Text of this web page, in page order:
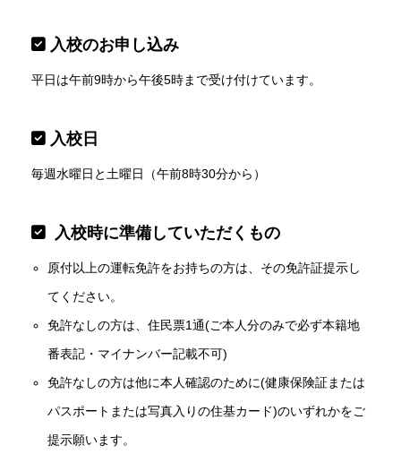
入校のお申し込み
平日は午前9時から午後5時まで受け付けています。
入校日
毎週水曜日と土曜日（午前8時30分から）
入校時に準備していただくもの
原付以上の運転免許をお持ちの方は、その免許証提示し
てください。
免許なしの方は、住民票1通(ご本人分のみで必ず本籍地
番表記・マイナンバー記載不可)
免許なしの方は他に本人確認のために(健康保険証または
パスポートまたは写真入りの住基カード)のいずれかをご
提示願います。